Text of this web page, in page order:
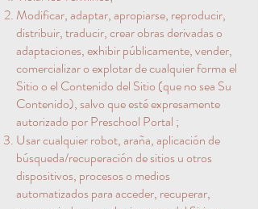
Modificar, adaptar, apropiarse, reproducir,
distribuir, traducir, crear obras derivadas o
adaptaciones, exhibir públicamente, vender,
comercializar o explotar de cualquier forma el
Sitio o el Contenido del Sitio (que no sea Su
Contenido), salvo que esté expresamente
autorizado por Preschool Portal ;
Usar cualquier robot, araña, aplicación de
búsqueda/recuperación de sitios u otros
dispositivos, procesos o medios
automatizados para acceder, recuperar,